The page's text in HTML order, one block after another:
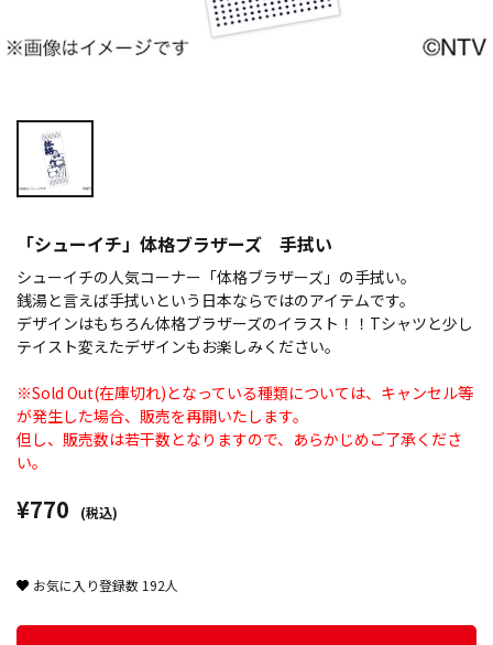
「シューイチ」体格ブラザーズ 手拭い
シューイチの人気コーナー「体格ブラザーズ」の手拭い。
銭湯と言えば手拭いという日本ならではのアイテムです。
デザインはもちろん体格ブラザーズのイラスト！！Tシャツと少し
テイスト変えたデザインもお楽しみください。
※Sold Out(在庫切れ)となっている種類については、キャンセル等
が発生した場合、販売を再開いたします。
但し、販売数は若干数となりますので、あらかじめご了承くださ
い。
¥770 (税込)
お気に入り登録数 192人